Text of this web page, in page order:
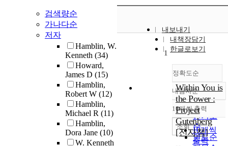
검색량순
가나다순
저자
Hamblin, W.
Kenneth (34)
Howard,
James D (15)
Hamblin,
Robert W (12)
Hamblin,
Michael R (11)
Hamblin,
Dora Jane (10)
W. Kenneth
내보내기
내책장담기
한글로보기
정확도순
정확도
순
인기도
순
연도순
내림차순
내림차순
10개씩 출력
10개씩
출력
조회
1
Within You is
the Power :
Project
Gutenberg
[전자책]